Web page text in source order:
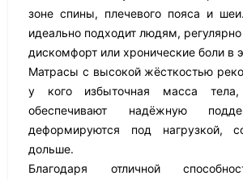
зоне спины, плечевого пояса и
идеально подходит людям,
дискомфорт или хронические боли в
Матрасы с высокой жёсткостью
у кого избыточная масса
обеспечивают надёжную
деформируются под нагрузкой,
дольше.
Благодаря отличной